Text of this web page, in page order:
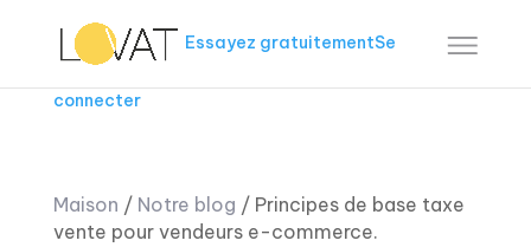
Essayez gratuitementSe
connecter
Maison / Notre blog / Principes de base taxe
vente pour vendeurs e-commerce.